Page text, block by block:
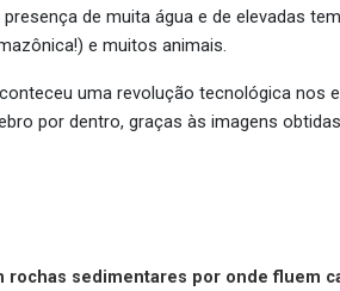
de muita água e de elevadas
e muitos animais.
uma revolução tecnológica nos
por dentro, graças às imagens
rochas sedimentares por onde fluem